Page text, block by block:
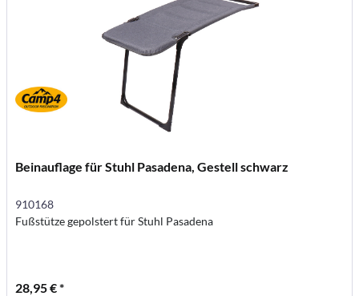
Beinauflage für Stuhl Pasadena, Gestell schwarz
910168
Fußstütze gepolstert für Stuhl Pasadena
28,95 € *